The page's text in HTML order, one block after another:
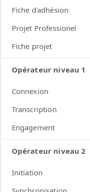
Fiche d'adhésion
Projet Professionel
Fiche projet
Opérateur niveau 1
Connexion
Transcription
Engagement
Opérateur niveau 2
Initiation